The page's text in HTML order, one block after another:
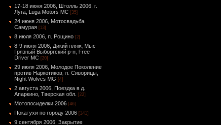
17-18 июня 2006, Штолль 2006, г.
Луга, Luga Motors MC [35]
24 июня 2006, Мотосвадьба
Самурая [13]
8 июля 2006, п. Рощино [2]
8-9 июля 2006, Дикий пляж, Мыс
Грязный Выборгский р-н, Free
Driver MC [20]
29 июля 2006, Молодое Поколение
против Наркотиков, п. Сиворицы,
Night Wolves MG [4]
2 августа 2006, Поездка в д.
Апаркино, Тверская обл.
[22]
Мотопосиделки 2006 [46]
Покатухи по городу 2006 [141]
9 сентября 2006, Закрытие